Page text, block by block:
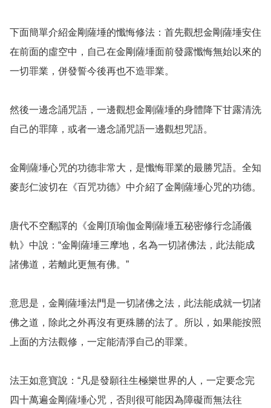
下面簡單介紹金剛薩埵的懺悔修法：首先觀想金剛薩埵安住
在前面的虛空中，自己在金剛薩埵面前發露懺悔無始以來的
一切罪業，併發誓今後再也不造罪業。
然後一邊念誦咒語，一邊觀想金剛薩埵的身體降下甘露清洗
自己的罪障，或者一邊念誦咒語一邊觀想咒語。
金剛薩埵心咒的功德非常大，是懺悔罪業的最勝咒語。全知
麥彭仁波切在《百咒功德》中介紹了金剛薩埵心咒的功德。
唐代不空翻譯的《金剛頂瑜伽金剛薩埵五秘密修行念誦儀
軌》中說：“金剛薩埵三摩地，名為一切諸佛法，此法能成
諸佛道，若離此更無有佛。”
意思是，金剛薩埵法門是一切諸佛之法，此法能成就一切諸
佛之道，除此之外再沒有更殊勝的法了。所以，如果能按照
上面的方法觀修，一定能清淨自己的罪業。
法王如意寶說：“凡是發願往生極樂世界的人，一定要念完
四十萬遍金剛薩埵心咒，否則很可能因為障礙而無法往